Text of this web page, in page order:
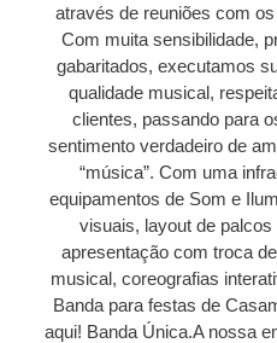
através de reuniões com
Com muita sensibilidade,
gabaritados, executamos
qualidade musical,
clientes, passando para
sentimento verdadeiro de
“música”. Com uma
equipamentos de Som e
visuais, layout de
apresentação com troca
musical, coreografias
Banda para festas de
aqui! Banda Única.A nossa